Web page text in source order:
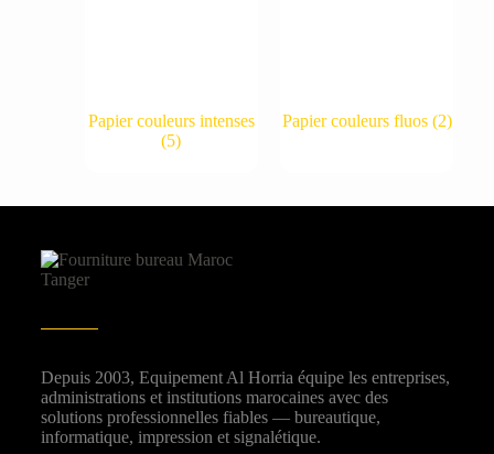
Papier couleurs intenses
(5)
Papier couleurs fluos (2)
Depuis 2003, Equipement Al Horria équipe les entreprises,
administrations et institutions marocaines avec des
solutions professionnelles fiables — bureautique,
informatique, impression et signalétique.